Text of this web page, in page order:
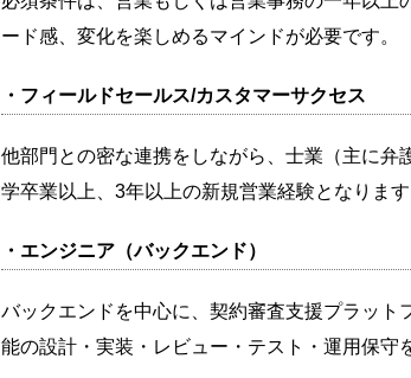
ード感、変化を楽しめるマインドが必要です。
・フィールドセールス/カスタマーサクセス
他部門との密な連携をしながら、士業（主に
学卒業以上、3年以上の新規営業経験となります
・エンジニア（バックエンド）
バックエンドを中心に、契約審査支援プラッ
能の設計・実装・レビュー・テスト・運用保守